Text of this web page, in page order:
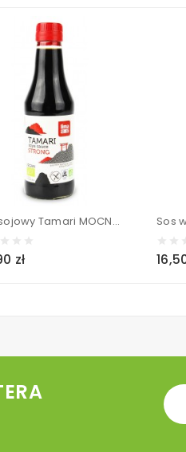
Sos sojowy Tamari MOCNY, bezglutenowy BIO - Lima 250 ml
zł